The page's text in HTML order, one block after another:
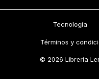
Tecnología
Términos y
© 2026 Librería